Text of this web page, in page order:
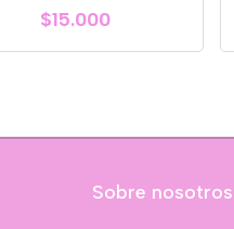
$15.000
Sobre nosotros